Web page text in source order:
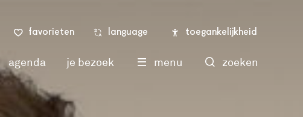
favorieten language toegankelijkheid
agenda je bezoek menu
zoeken